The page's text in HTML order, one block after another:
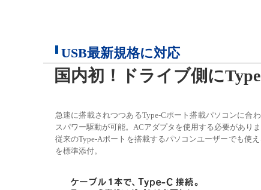
USB最新規格に対応
国内初！ドライブ側に
急速に搭載されつつあるType-Cポート搭載パソコンに合
スパワー駆動が可能。ACアダプタを使用する必要がありま
従来のType-Aポートを搭載するパソコンユーザーでも使
を標準添付。